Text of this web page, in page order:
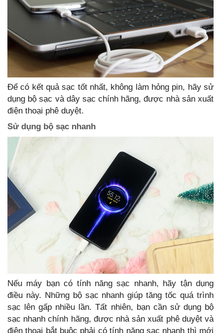
Để có kết quả sạc tốt nhất, không làm hỏng pin, hãy sử
dụng bộ sạc và dây sạc chính hãng, được nhà sản xuất
điện thoại phê duyệt.
Sử dụng bộ sạc nhanh
Nếu máy bạn có tính năng sạc nhanh, hãy tận dụng
điều này. Những bộ sạc nhanh giúp tăng tốc quá trình
sạc lên gấp nhiều lần. Tất nhiên, bạn cần sử dụng bộ
sạc nhanh chính hãng, được nhà sản xuất phê duyệt và
điện thoại bắt buộc phải có tính năng sạc nhanh thì mới